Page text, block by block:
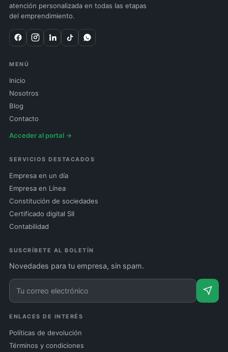
atención personalizada en todas las etapas
del emprendimiento.
MENÚ
Inicio
Nosotros
Blog
Contacto
Acceder al portal →
SERVICIOS DESTACADOS
Empresa en un día
Empresa en Línea
Constitución de sociedades
Certificado digital SII
Contabilidad
SUSCRÍBETE AL BOLETÍN
Novedades para tu empresa, sin spam.
ENLACES DE INTERÉS
Políticas de devolución
Términos y condiciones